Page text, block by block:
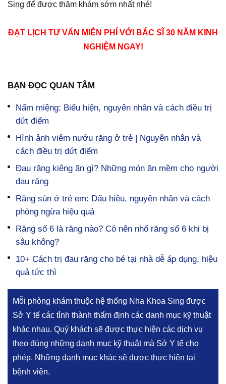
Sing để được thăm khám sớm nhất nhé!
ĐẠT LỊCH TƯ VẤN MIỄN PHÍ VỚI BÁC SĨ 30 NĂM KINH
NGHIỆM NGAY!
BẠN ĐỌC QUAN TÂM
Nấm miệng: Biểu hiện, nguyên nhân và cách điều trị
dứt điểm
Hình ảnh viêm nướu răng ở trẻ | Nguyên nhân và
cách điều trị dứt điểm
Đau răng kiêng ăn gì? Những món ăn mềm cho người
đau răng
Răng sún ở trẻ em: Dấu hiệu, nguyên nhân và cách
phòng ngừa hiệu quả
Răng số 6 là răng nào? Có nên nhổ răng số 6 khi bị
sâu không?
10+ Cách trị đau răng cho bé tại nhà dễ áp dụng, hiệu
quả tức thì
Mỗi phòng khám thuộc hệ thống Nha Khoa Sing được
Sở Y tế các tỉnh thành thẩm định các danh mục kỹ thuật
khác nhau. Quý khách sẽ được thực hiện các dịch vụ
theo đúng những danh mục kỹ thuật mà Sở Y tế cho
phép. Những danh mục khác sẽ được thực hiện tại
bệnh viện.